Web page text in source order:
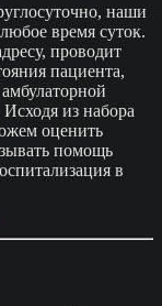
наши
время суток.
проводит
пациента,
из набора
оценить
помощь
в